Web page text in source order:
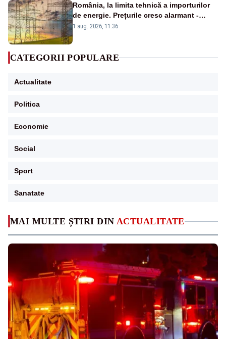
MAI MULTE ȘTIRI DIN ACTUALITATE
România, la limita tehnică a importurilor
de energie. Prețurile cresc alarmant -
Analiză Realitatea Plus
1 aug. 2026, 11:36
CATEGORII POPULARE
Actualitate
Politica
Economie
Social
Sport
Sanatate